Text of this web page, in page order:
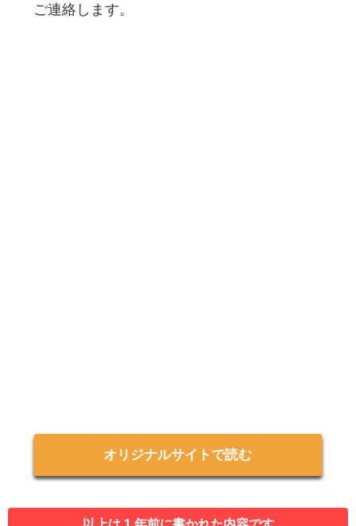
ご連絡します。
オリジナルサイトで読む